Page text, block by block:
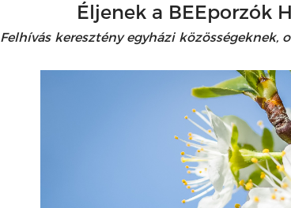
Éljenek a BEEporzók
Felhívás keresztény egyházi